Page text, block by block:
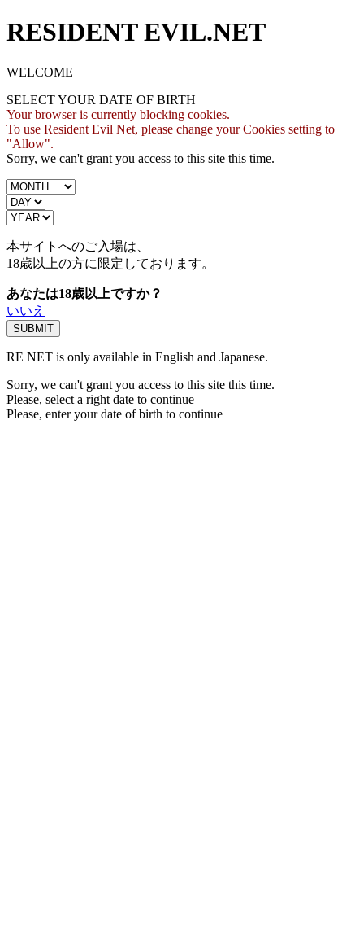
RESIDENT EVIL.NET
WELCOME
SELECT YOUR DATE OF BIRTH
Your browser is currently blocking cookies.
To use Resident Evil Net, please change your Cookies setting to
"Allow".
Sorry, we can't grant you access to this site this time.
本サイトへのご入場は、
18歳以上の方に限定しております。
あなたは18歳以上ですか？
いいえ
RE NET is only available in English and Japanese.
Sorry, we can't grant you access to this site this time.
Please, select a right date to continue
Please, enter your date of birth to continue